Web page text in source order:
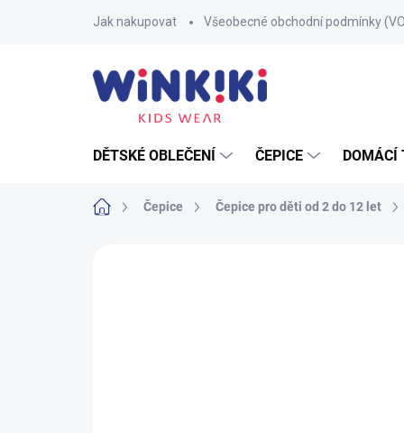
Jak nakupovat Všeobecné obchodní podmínky
DĚTSKÉ OBLEČENÍ ČEPICE DOMÁCÍ
Domů Čepice Čepice pro děti od 2 do 12 let